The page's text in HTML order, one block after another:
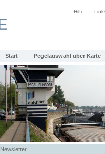
Hilfe
Start Pegelauswahl über Karte
Newsletter